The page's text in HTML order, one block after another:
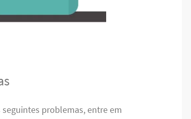
problemas, entre em